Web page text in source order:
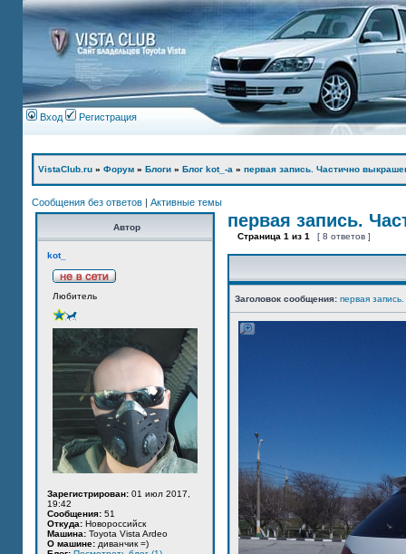
Вход Регистрация
VistaClub.ru » Форум » Блоги » Блог kot_-а » первая запись. Частично
Сообщения без ответов | Активные темы
Автор
kot_
Любитель
Зарегистрирован: 01 июл 2017,
19:42
Сообщения: 51
Откуда: Новороссийск
Машина: Toyota Vista Ardeo
О машине: диванчик =)
первая запись.
Страница 1 из 1 [ 8 ответов ]
Заголовок сообщения: первая